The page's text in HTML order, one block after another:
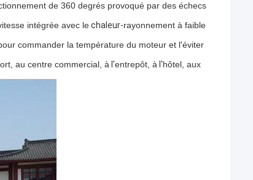
de 360 degrés provoqué par des échecs
intégrée avec lechaleur-rayonnement à faible
commander la température du moteur et l'éviter
au centre commercial, à l'entrepôt, à l'hôtel, aux